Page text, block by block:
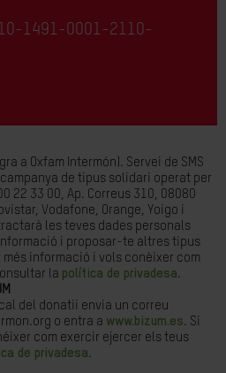
1491-0001-2110-
a Oxfam Intermón). Servei de SMS
de tipus solidari operat per
22 33 00, Ap. Correus 310, 08080
Vodafone, Orange, Yoigo i
tractarà les teves dades personals
i proposar-te altres tipus
informació i vols conèixer com
la política de privadesa.
del donatii envia un correu
o entra a www.bizum.es. Si
com exercir ejercer els teus
de privadesa.